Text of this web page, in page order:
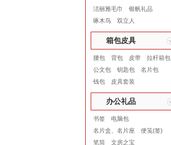
洁丽雅毛巾
银帆礼品
啄木鸟
双立人
箱包皮具
腰包 背包 皮带
拉杆箱包
公文包
钥匙包
名片包
钱包
皮具套装
办公礼品
书签
电脑包
名片盒、名片座
便笺(签)
笔筒
文房之宝